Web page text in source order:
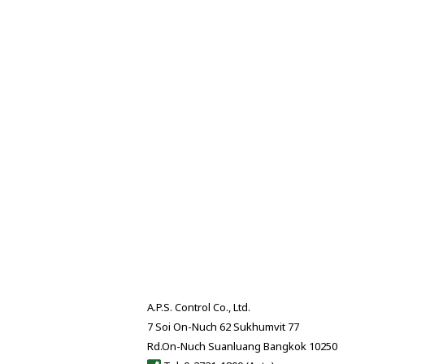
A.P.S. Control Co., Ltd.
7 Soi On-Nuch 62 Sukhumvit 77
Rd.On-Nuch Suanluang Bangkok 10250